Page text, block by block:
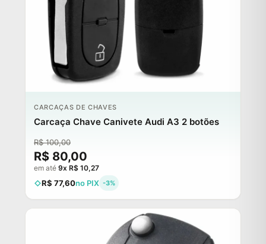
CARCAÇAS DE CHAVES
Carcaça Chave Canivete Audi A3 2 botões
R$ 100,00
R$ 80,00
em até 9x R$ 10,27
R$ 77,60no PIX -3%